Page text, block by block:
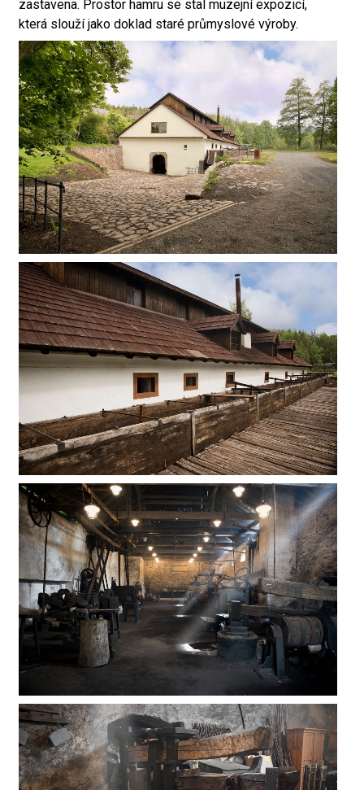
zastavena. Prostor hamru se stal muzejní expozicí,
která slouží jako doklad staré průmyslové výroby.